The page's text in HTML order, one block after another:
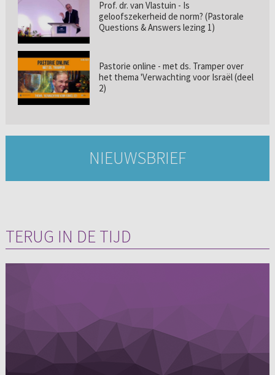
Prof. dr. van Vlastuin - Is
geloofszekerheid de norm? (Pastorale
Questions & Answers lezing 1)
Pastorie online - met ds. Tramper over
het thema 'Verwachting voor Israël (deel
2)
NIEUWSBRIEF
TERUG IN DE TIJD